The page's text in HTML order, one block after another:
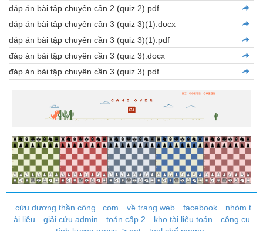
đáp án bài tập chuyên cần 2 (quiz 2).pdf
đáp án bài tập chuyên cần 3 (quiz 3)(1).docx
đáp án bài tập chuyên cần 3 (quiz 3)(1).pdf
đáp án bài tập chuyên cần 3 (quiz 3).docx
đáp án bài tập chuyên cần 3 (quiz 3).pdf
cửu dương thần công . com về trang web facebook
nhóm t
ài liệu
giải cứu admin toán cấp 2 kho tài liệu toán
công cụ